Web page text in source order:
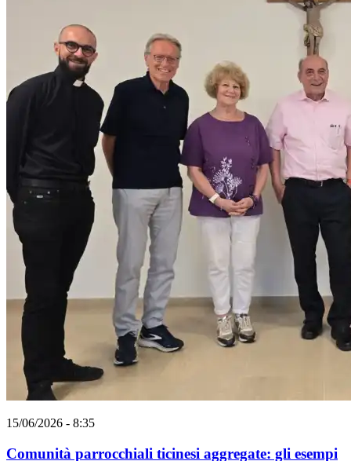
15/06/2026 - 8:35
Comunità parrocchiali ticinesi aggregate: gli esempi